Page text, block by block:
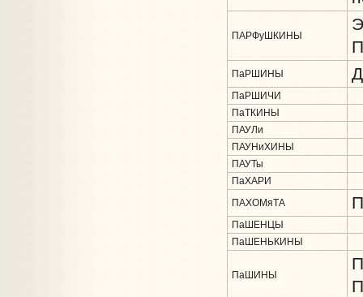
ПАРФуШКИНЫ
ПаРШИНЫ
ПаРШИЧИ
ПаТКИНЫ
ПАУЛи
ПАУНиХИНЫ
ПАУТы
ПаХАРИ
ПАХОМяТА
ПаШЕНЦЫ
ПаШЕНЬКИНЫ
ПаШИНЫ